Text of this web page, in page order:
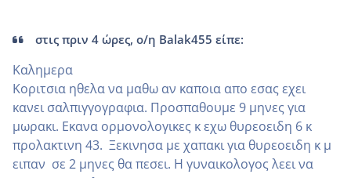
στις πριν 4 ώρες, ο/η Balak455 είπε:
Καλημερα
Κοριτσια ηθελα να μαθω αν καποια απο εσας εχει
κανει σαλπιγγογραφια. Προσπαθουμε 9 μηνες για
μωρακι. Εκανα ορμονολογικες κ εχω θυρεοειδη 6 κ
προλακτινη 43. Ξεκινησα με χαπακι για θυρεοειδη κ μ
ειπαν σε 2 μηνες θα πεσει. Η γυναικολογος λεει να